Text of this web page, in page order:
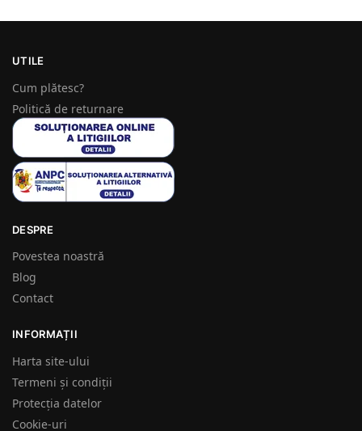
UTILE
Cum plătesc?
Politică de returnare
DESPRE
Povestea noastră
Blog
Contact
INFORMAȚII
Harta site-ului
Termeni și condiții
Protecția datelor
Cookie-uri